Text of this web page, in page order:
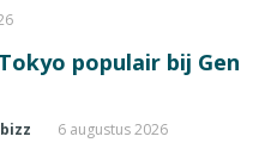
populair bij Gen
6 augustus 2026